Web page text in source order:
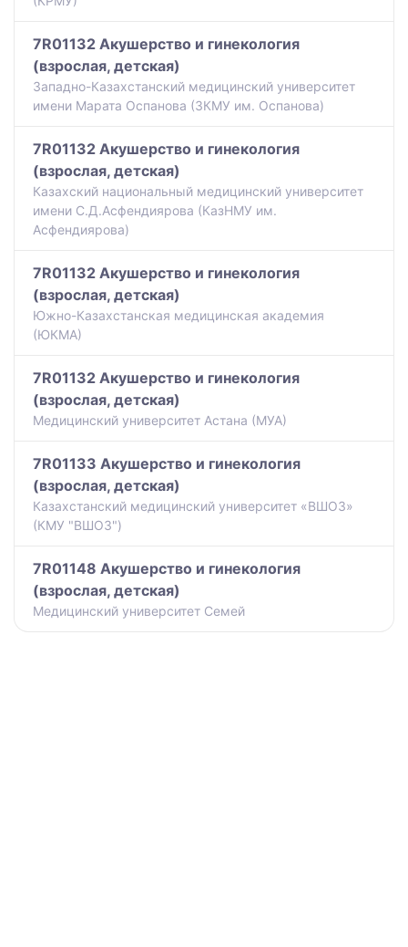
7R01132 Акушерство и гинекология
(взрослая, детская)
Западно-Казахстанский медицинский университет
имени Марата Оспанова (ЗКМУ им. Оспанова)
7R01132 Акушерство и гинекология
(взрослая, детская)
Казахский национальный медицинский университет
имени С.Д.Асфендиярова (КазНМУ им.
Асфендиярова)
7R01132 Акушерство и гинекология
(взрослая, детская)
Южно-Казахстанская медицинская академия
(ЮКМА)
7R01132 Акушерство и гинекология
(взрослая, детская)
Медицинский университет Астана (МУА)
7R01133 Акушерство и гинекология
(взрослая, детская)
Казахстанский медицинский университет «ВШОЗ»
(КМУ "ВШОЗ")
7R01148 Акушерство и гинекология
(взрослая, детская)
Медицинский университет Семей